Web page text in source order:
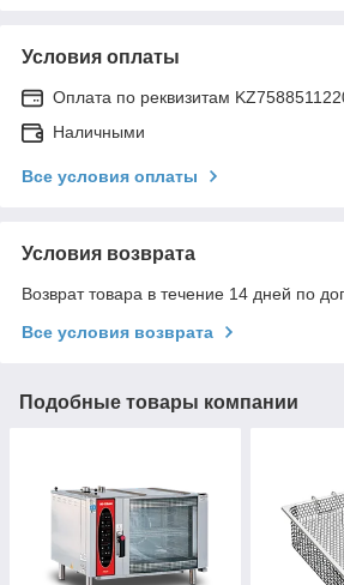
Условия оплаты
Оплата по реквизитам
Наличными
Все условия оплаты
Условия возврата
Возврат товара в течение 14 дней по
Все условия возврата
Подобные товары компании